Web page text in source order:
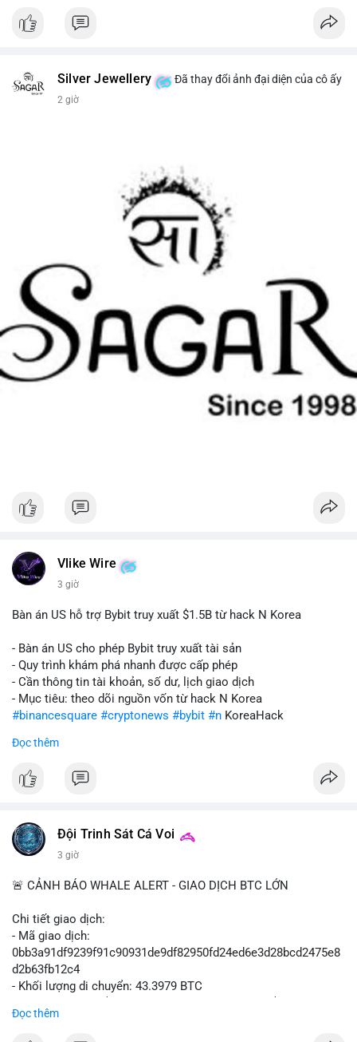
Silver Jewellery Đã thay đổi ảnh đại diện của cô ấy
2 giờ
Vlike Wire
3 giờ
Bàn án US hỗ trợ Bybit truy xuất $1.5B từ hack N Korea
- Bàn án US cho phép Bybit truy xuất tài sản
- Quy trình khám phá nhanh được cấp phép
- Cần thông tin tài khoản, số dư, lịch giao dịch
- Mục tiêu: theo dõi nguồn vốn từ hack N Korea
#binancesquare #cryptonews #bybit #n KoreaHack
$btc $eth
#vlikevn #titanbot
Đọc thêm
Đội Trinh Sát Cá Voi
3 giờ
🚨 CẢNH BÁO WHALE ALERT - GIAO DỊCH BTC LỚN
Chi tiết giao dịch:
- Mã giao dịch:
0bb3a91df9239f91c90931de9df82950fd24ed6e3d28bcd2475e8
d2b63fb12c4
- Khối lượng di chuyển: 43.3979 BTC
USD)
- Thời gian: 04:18
Đọc thêm